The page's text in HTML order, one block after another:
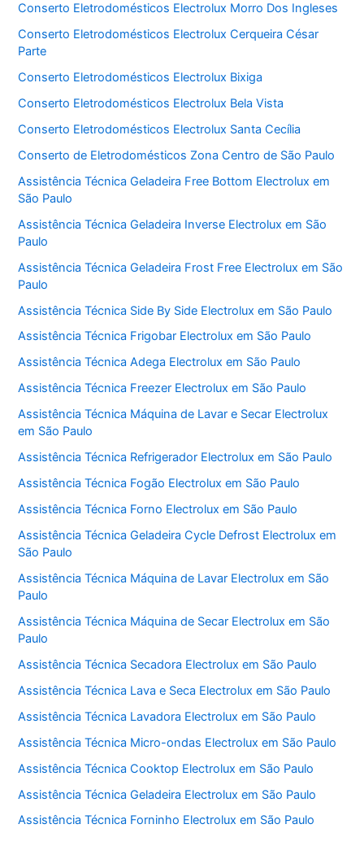
Conserto Eletrodomésticos Electrolux Morro Dos Ingleses
Conserto Eletrodomésticos Electrolux Cerqueira César
Parte
Conserto Eletrodomésticos Electrolux Bixiga
Conserto Eletrodomésticos Electrolux Bela Vista
Conserto Eletrodomésticos Electrolux Santa Cecília
Conserto de Eletrodomésticos Zona Centro de São Paulo
Assistência Técnica Geladeira Free Bottom Electrolux em
São Paulo
Assistência Técnica Geladeira Inverse Electrolux em São
Paulo
Assistência Técnica Geladeira Frost Free Electrolux em São
Paulo
Assistência Técnica Side By Side Electrolux em São Paulo
Assistência Técnica Frigobar Electrolux em São Paulo
Assistência Técnica Adega Electrolux em São Paulo
Assistência Técnica Freezer Electrolux em São Paulo
Assistência Técnica Máquina de Lavar e Secar Electrolux
em São Paulo
Assistência Técnica Refrigerador Electrolux em São Paulo
Assistência Técnica Fogão Electrolux em São Paulo
Assistência Técnica Forno Electrolux em São Paulo
Assistência Técnica Geladeira Cycle Defrost Electrolux em
São Paulo
Assistência Técnica Máquina de Lavar Electrolux em São
Paulo
Assistência Técnica Máquina de Secar Electrolux em São
Paulo
Assistência Técnica Secadora Electrolux em São Paulo
Assistência Técnica Lava e Seca Electrolux em São Paulo
Assistência Técnica Lavadora Electrolux em São Paulo
Assistência Técnica Micro-ondas Electrolux em São Paulo
Assistência Técnica Cooktop Electrolux em São Paulo
Assistência Técnica Geladeira Electrolux em São Paulo
Assistência Técnica Forninho Electrolux em São Paulo